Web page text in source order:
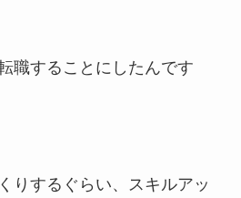
職することにしたんです
りするぐらい、スキルアッ